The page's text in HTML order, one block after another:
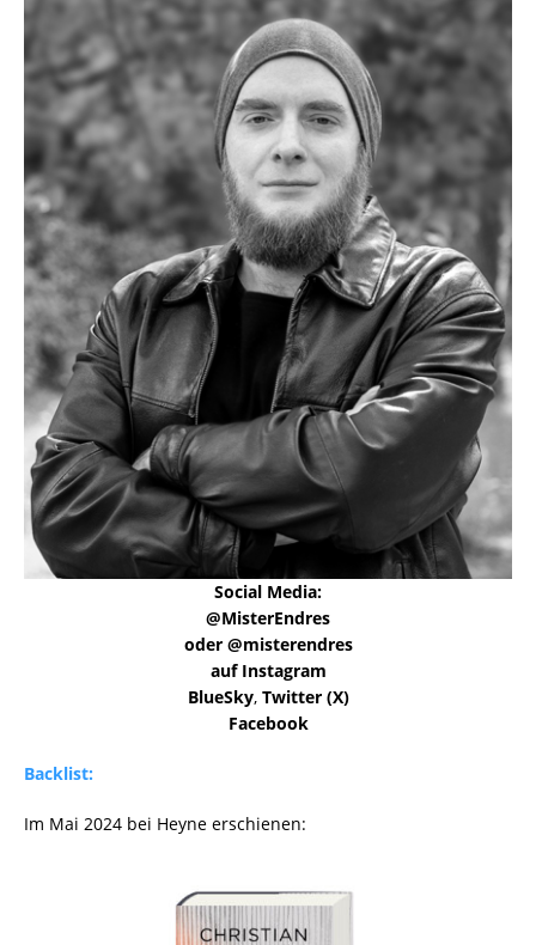
Social Media:
@MisterEndres
oder @misterendres
auf Instagram
BlueSky, Twitter (X)
Facebook
Backlist:
Im Mai 2024 bei Heyne erschienen: